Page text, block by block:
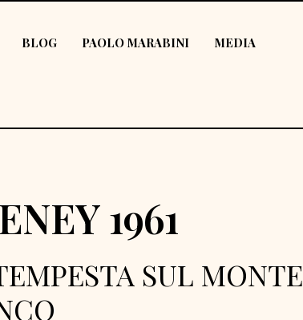
BLOG PAOLO MARABINI MEDIA
1961
SUL MONTE